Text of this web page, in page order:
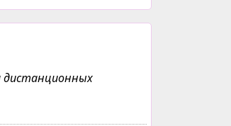
дистанционных